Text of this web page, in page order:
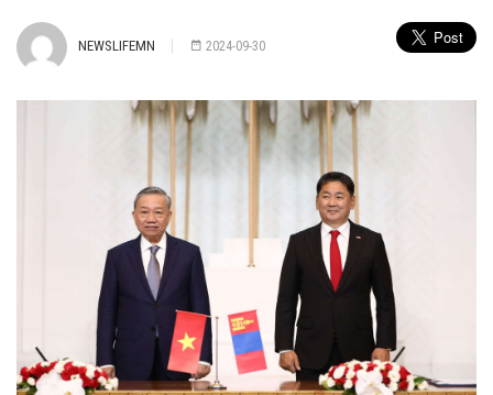
NEWSLIFEMN 2024-09-30